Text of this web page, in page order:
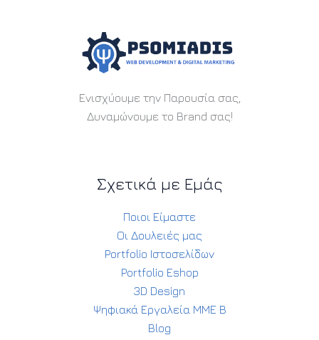
Ενισχύουμε την Παρουσία σας,
Δυναμώνουμε το Brand σας!
Σχετικά με Εμάς
Ποιοι Είμαστε
Οι Δουλειές μας
Portfolio Ιστοσελίδων
Portfolio Eshop
3D Design
Ψηφιακά Εργαλεία ΜΜΕ Β
Blog